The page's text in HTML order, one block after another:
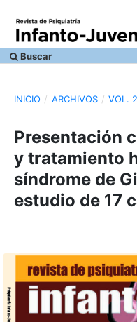
Buscar
INICIO / ARCHIVOS / VOL.
Presentación
y tratamiento
síndrome de
estudio de 17